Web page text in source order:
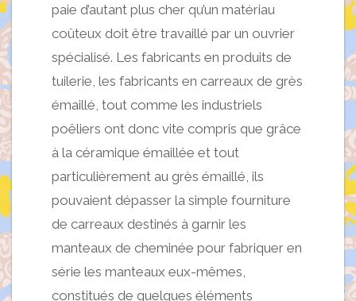
paie d’autant plus cher qu’un matériau
coûteux doit être travaillé par un ouvrier
spécialisé. Les fabricants en produits de
tuilerie, les fabricants en carreaux de grès
émaillé, tout comme les industriels
poêliers ont donc vite compris que grâce
à la céramique émaillée et tout
particulièrement au grès émaillé, ils
pouvaient dépasser la simple fourniture
de carreaux destinés à garnir les
manteaux de cheminée pour fabriquer en
série les manteaux eux-mêmes,
constitués de quelques éléments